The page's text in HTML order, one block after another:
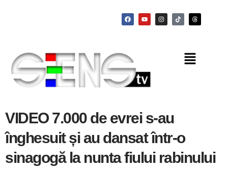
VIDEO 7.000 de evrei s-au
înghesuit și au dansat într-o
sinagogă la nunta fiului rabinului